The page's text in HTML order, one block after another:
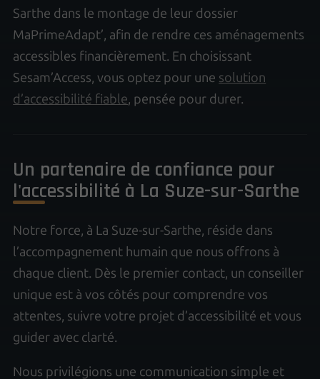
Sarthe dans le montage de leur dossier
MaPrimeAdapt’, afin de rendre ces aménagements
accessibles financièrement. En choisissant
Sesam’Access, vous optez pour une solution
d’accessibilité fiable, pensée pour durer.
Un partenaire de confiance pour
l'accessibilité à La Suze-sur-Sarthe
Notre force, à La Suze-sur-Sarthe, réside dans
l’accompagnement humain que nous offrons à
chaque client. Dès le premier contact, un conseiller
unique est à vos côtés pour comprendre vos
attentes, suivre votre projet d’accessibilité et vous
guider avec clarté.
Nous privilégions une communication simple et